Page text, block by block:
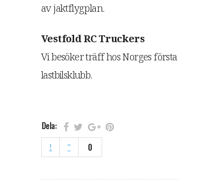
av jaktflygplan.
Vestfold RC Truckers
Vi besöker träff hos Norges första
lastbilsklubb.
Dela:
0